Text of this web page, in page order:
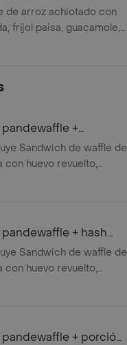
de arroz achiotado con
fríjol paisa, guacamole,
de cilantro.
+
Sandwich de waffle de
con huevo revuelto,
tocineta crocante y
+ hash
Sandwich de waffle de
con huevo revuelto,
tocineta crocante y
+ porción